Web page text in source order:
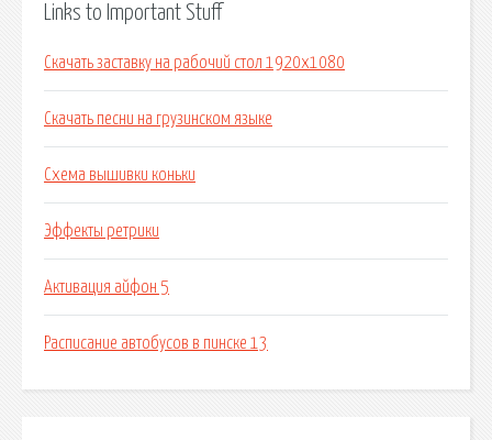
Links to Important Stuff
Скачать заставку на рабочий стол 1920х1080
Скачать песни на грузинском языке
Схема вышивки коньки
Эффекты ретрики
Активация айфон 5
Расписание автобусов в пинске 13